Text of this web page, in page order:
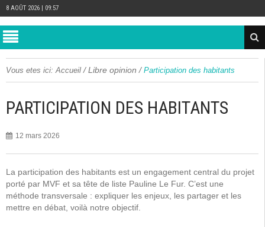
8 AOÛT 2026 | 09:57
Vous etes ici: Accueil /Libre opinion / Participation des habitants
PARTICIPATION DES HABITANTS
12 mars 2026
La participation des habitants est un engagement central du projet
porté par MVF et sa tête de liste Pauline Le Fur. C’est une
méthode transversale : expliquer les enjeux, les partager et les
mettre en débat, voilà notre objectif.